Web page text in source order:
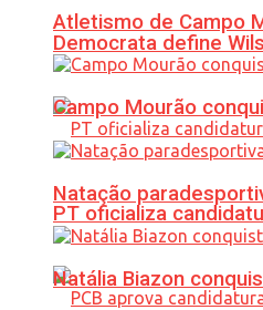
Democrata define
PT oficializa
Atletismo de Campo
Campo Mourão
Natação
Natália Biazon